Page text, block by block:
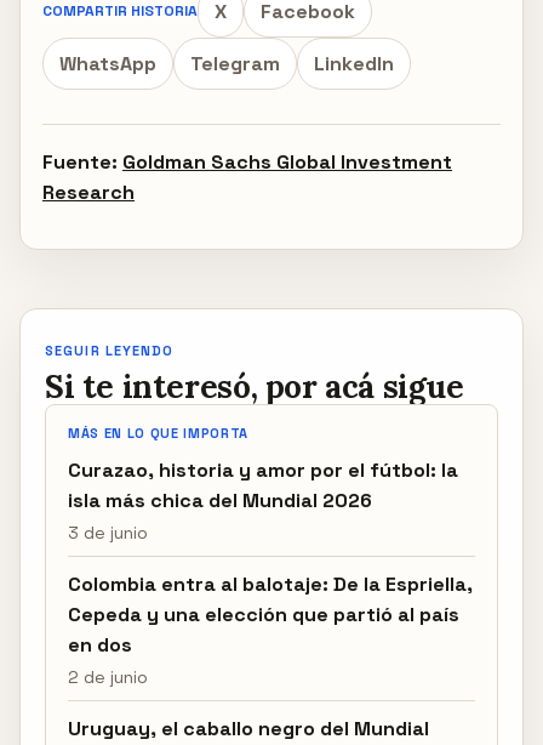
COMPARTIR HISTORIA X Facebook
WhatsApp Telegram LinkedIn
Fuente: Goldman Sachs Global Investment
Research
SEGUIR LEYENDO
Si te interesó, por acá sigue
MÁS EN LO QUE IMPORTA
Curazao, historia y amor por el fútbol: la
isla más chica del Mundial 2026
3 de junio
Colombia entra al balotaje: De la Espriella,
Cepeda y una elección que partió al país
en dos
2 de junio
Uruguay, el caballo negro del Mundial